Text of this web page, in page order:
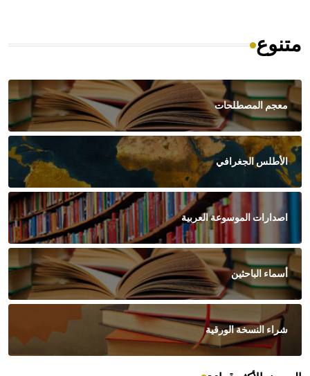
متنوع
معجم المصطلحات
الأطلس الجغرافي
اصدارات الموسوعة العربية
أسماء الباحثين
شراء النسخة الورقية